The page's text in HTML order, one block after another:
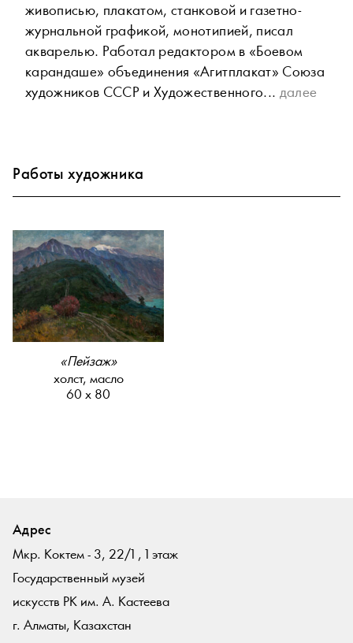
живописью, плакатом, станковой и газетно-
журнальной графикой, монотипией, писал
акварелью. Работал редактором в «Боевом
карандаше» объединения «Агитплакат» Союза
художников СССР и Художественного... далее
Работы художника
«Пейзаж»
холст, масло
60 х 80
Адрес
Мкр. Коктем - 3, 22/1 , 1 этаж
Государственный музей
искусств РК им. А. Кастеева
г. Алматы, Казахстан